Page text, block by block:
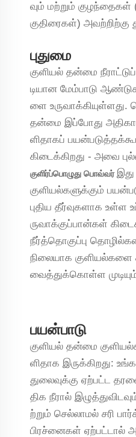
வும் மற்றும் குழந்தைகள்
குதிரைகள்) அவற்றிற்கு
புதுமை
குளியல் தன்மை
டியான மேம்பாடு
ளை உருவாக்கியுள்ளது.
தன்மை இப்போது
ளிதாகப்
கிடைக்கிறது - அவை
குளிர்ப்பொழுது பொவ்வர்இது
குளியல்களுக்கும்
புதிய தீர்வுகளாக உள்ள
ருவாக்குப்பான்கள்
நீர்த்தொகுப்பு
நிலையாக குளியல்களை
வைத்துக்கொள்ள
பயன்பாடு
குளியல் தன்மை
ளிதாக இருக்கிறது:
துலைவுக்கு ஏற்பட்ட
திக நீரால்
ற்றும் செல்லாமல் சரி
பிரச்னைகள் ஏற்பட்டால்